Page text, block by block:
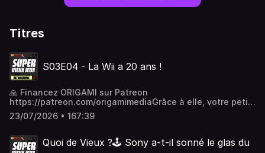
Titres
S03E04 - La Wii a 20 ans !
🙏 Financez ORIGAMI sur Patreon
https://patreon.com/origamimediaGrâce à elle, votre petit
frère a pu jouer à Mario Kart avant de connaître son
alphabet. Grâce à elle encore, les Ehpad du monde entier
parlons ici de la Wii ! C'est une curiosité pour les uns, un
jouet pour enfant pour les autres, mais elle reste la figure
23/07/2026 • 167:39
Quoi de Vieux ?🕹️ Sony a-t-il sonné le glas du